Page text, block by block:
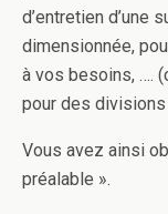
d’entretien d’une
dimensionnée,
à vos besoins, ….
pour des
Vous avez ainsi
préalable ».